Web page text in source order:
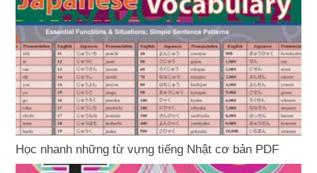
Học nhanh những từ vựng tiếng Nhật cơ bản PDF